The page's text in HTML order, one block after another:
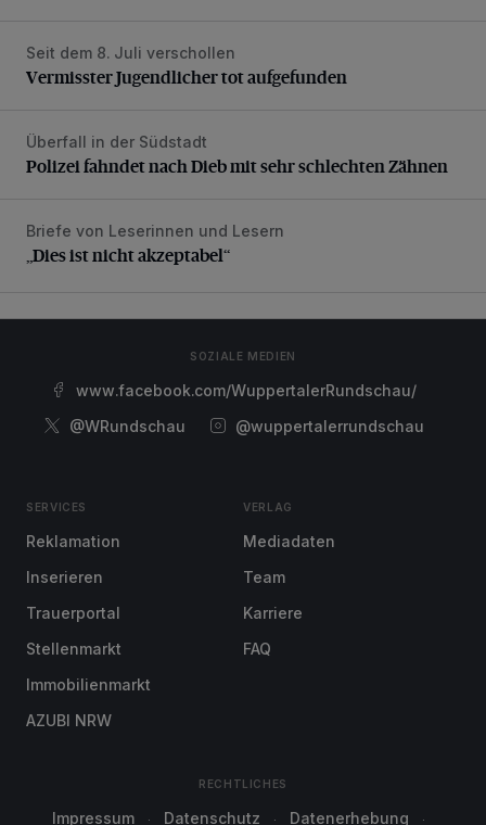
Vermisster Jugendlicher tot aufgefunden
Seit dem 8. Juli verschollen
Vermisster Jugendlicher tot aufgefunden
Polizei fahndet nach Dieb mit sehr schlechten Zähnen
Überfall in der Südstadt
Polizei fahndet nach Dieb mit sehr schlechten Zähnen
„Dies ist nicht akzeptabel“
Briefe von Leserinnen und Lesern
„Dies ist nicht akzeptabel“
SOZIALE MEDIEN
www.facebook.com/WuppertalerRundschau/
@WRundschau
@wuppertalerrundschau
SERVICES
Reklamation
Inserieren
Trauerportal
Stellenmarkt
Immobilienmarkt
AZUBI NRW
VERLAG
Mediadaten
Team
Karriere
FAQ
RECHTLICHES
Impressum Datenschutz Datenerhebung